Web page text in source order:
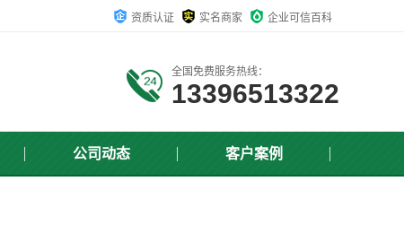
资质认证 实名商家 企业可信百科
全国免费服务热线：
13396513322
公司动态 客户案例